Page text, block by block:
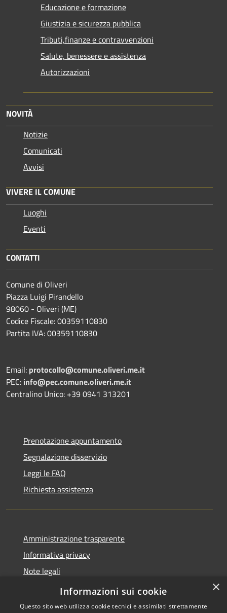
Educazione e formazione
Giustizia e sicurezza pubblica
Tributi,finanze e contravvenzioni
Salute, benessere e assistenza
Autorizzazioni
NOVITÀ
Notizie
Comunicati
Avvisi
VIVERE IL COMUNE
Luoghi
Eventi
CONTATTI
Comune di Oliveri
Piazza Luigi Pirandello
98060 - Oliveri (ME)
Codice Fiscale: 00359110830
Partita IVA: 00359110830
Email: protocollo@comune.oliveri.me.it
PEC: info@pec.comune.oliveri.me.it
Centralino Unico: +39 0941 313201
Prenotazione appuntamento
Segnalazione disservizio
Leggi le FAQ
Richiesta assistenza
Amministrazione trasparente
Informativa privacy
Note legali
Dichiarazione di accessibilità
×
Informazioni sui cookie
Questo sito web utilizza cookie tecnici e assimilati strettamente